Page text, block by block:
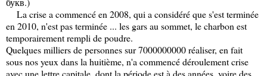
La crise a commencé en 2008, qui a considéré que s'est terminée
en 2010, n'est pas terminée ... les gars au sommet, le charbon est
temporairement rempli de poudre.
Quelques milliers de personnes sur 7000000000 réaliser, en fait
sous nos yeux dans la huitième, n'a commencé déroulement crise
avec une lettre capitale, dont la période est à des années, voire des